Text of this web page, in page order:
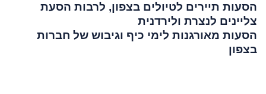
הסעות תיירים לטיולים בצפון, לרבות הסעת
צליינים לנצרת ולירדנית
הסעות מאורגנות לימי כיף וגיבוש של חברות
בצפון